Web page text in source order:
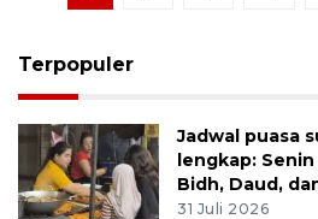
Terpopuler
Jadwal puasa
lengkap: Senin
Bidh, Daud,
31 Juli 2026